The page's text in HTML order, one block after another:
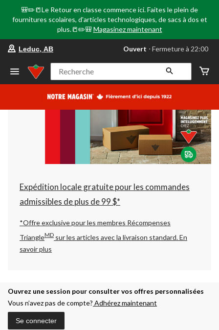
🎒✏️📒Le Retour en classe commence ici. Faites le plein de
fournitures scolaires, d'articles technologiques, de sacs à dos et
plus.📒✏️🎒 Magasinez maintenant
votre
préféré
Leduc,
AB,
courament
Fermeture
à
22:00
cliquer
pour
changer
Leduc, AB Ouvert ⋅ Fermeture à 22:00
Recherche
Expédition locale gratuite pour les commandes
admissibles de plus de 99 $*
*Offre exclusive pour les membres Récompenses
TriangleMD sur les articles avec la livraison standard.En
savoir plus
Ouvrez une session pour consulter vos offres personnalisées
Vous n’avez pas de compte? Adhérez maintenant
Se connecter